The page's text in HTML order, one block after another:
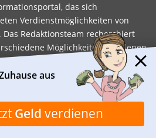
das sich
Verdienstmöglichkeiten von
Redaktionsteam recherchiert
Möglichkeiten, mit denen
verdienen kann.
GELD VERDIENEN
HEIMARBEIT
aus
Geld verdienen